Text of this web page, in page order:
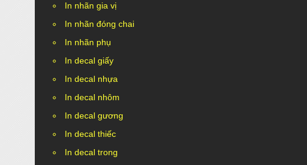
In nhãn gia vị
In nhãn đóng chai
In nhãn phụ
In decal giấy
In decal nhựa
In decal nhôm
In decal gương
In decal thiếc
In decal trong